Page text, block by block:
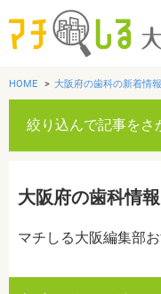
HOME 大阪府の歯科の新着情報
絞り込んで記事をさ
大阪府の歯科情報
マチしる大阪編集部